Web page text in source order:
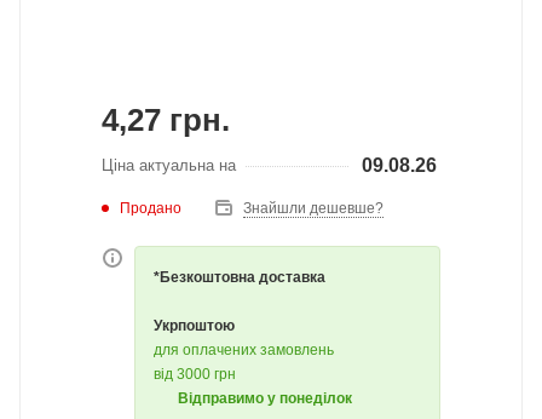
4,27 грн.
Ціна актуальна на 09.08.26
Продано Знайшли дешевше?
*Безкоштовна доставка
Укрпоштою
для оплачених замовлень
від 3000 грн
Відправимо у понеділок